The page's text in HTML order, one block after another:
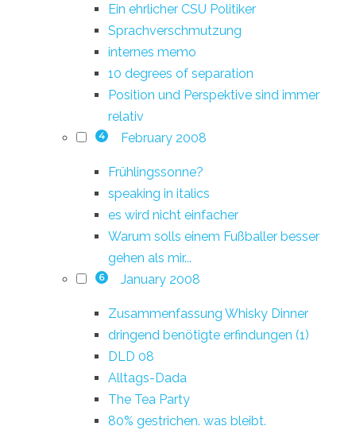
Ein ehrlicher CSU Politiker
Sprachverschmutzung
internes memo
10 degrees of separation
Position und Perspektive sind immer
relativ
4 February 2008
Frühlingssonne?
speaking in italics
es wird nicht einfacher
Warum solls einem Fußballer besser
gehen als mir...
6 January 2008
Zusammenfassung Whisky Dinner
dringend benötigte erfindungen (1)
DLD 08
Alltags-Dada
The Tea Party
80% gestrichen. was bleibt.